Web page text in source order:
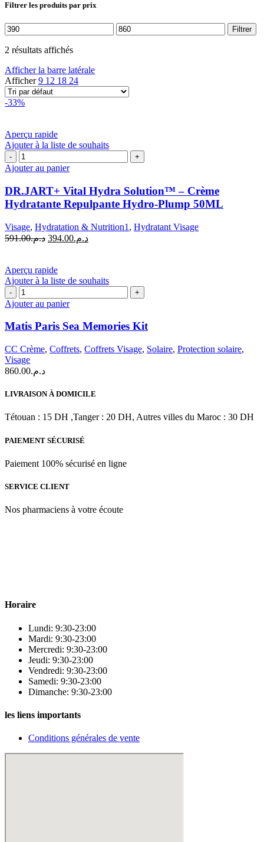
Filtrer les produits par prix
Prix
min
Prix
max
Filtrer
2 résultats affichés
Afficher la barre latérale
Afficher9 12 18 24
-33%
Aperçu rapide
Ajouter à la liste de souhaits
quantité
de
DR.JART+
Vital
Hydra
Solution™
Crème
Hydratante
Plump
50ML
Ajouter au panier
DR.JART+ Vital Hydra Solution™ – Crème
Hydratante Repulpante Hydro-Plump 50ML
Visage, Hydratation & Nutrition1 , Hydratant Visage
د.م.591.00
Le
était :
د.م.591.00.
د.م.394.00
Le
Aperçu rapide
Ajouter à la liste de souhaits
quantité
de
Paris
Sea
Memories
Kit
Ajouter au panier
Matis Paris Sea Memories Kit
CC Crème, Coffrets, Coffrets Visage, Solaire, Protection solaire,
Visage
د.م.860.00
LIVRAISON À DOMICILE
Tétouan : 15 DH ,Tanger : 20 DH, Autres villes du Maroc : 30 DH
PAIEMENT SÉCURISÉ
Paiement 100% sécurisé en ligne
SERVICE CLIENT
Nos pharmaciens à votre écoute
Horaire
Lundi: 9:30-23:00
Mardi: 9:30-23:00
Mercredi: 9:30-23:00
Jeudi: 9:30-23:00
Vendredi: 9:30-23:00
Samedi: 9:30-23:00
Dimanche: 9:30-23:00
les liens importants
Conditions générales de vente